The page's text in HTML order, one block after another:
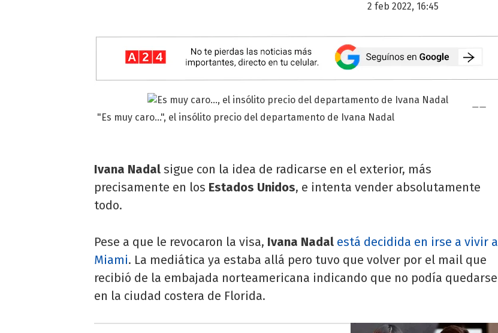
2 feb 2022, 16:45
"Es muy caro...", el insólito precio del departamento de Ivana Nadal
Ivana Nadal sigue con la idea de radicarse en el exterior, más
precisamente en los Estados Unidos, e intenta vender absolutamente
todo.
Pese a que le revocaron la visa, Ivana Nadal está decidida en irse a vivir a
Miami. La mediática ya estaba allá pero tuvo que volver por el mail que
recibió de la embajada norteamericana indicando que no podía quedarse
en la ciudad costera de Florida.